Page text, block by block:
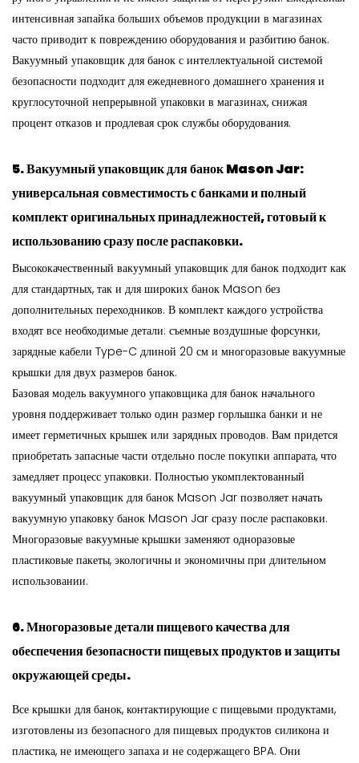
интенсивная запайка больших объемов продукции в магазинах
часто приводит к повреждению оборудования и разбитию банок.
Вакуумный упаковщик для банок с интеллектуальной системой
безопасности подходит для ежедневного домашнего хранения и
круглосуточной непрерывной упаковки в магазинах, снижая
процент отказов и продлевая срок службы оборудования.
5. Вакуумный упаковщик для банок Mason Jar:
универсальная совместимость с банками и полный
комплект оригинальных принадлежностей, готовый к
использованию сразу после распаковки.
Высококачественный вакуумный упаковщик для банок подходит как
для стандартных, так и для широких банок Mason без
дополнительных переходников. В комплект каждого устройства
входят все необходимые детали: съемные воздушные форсунки,
зарядные кабели Type-C длиной 20 см и многоразовые вакуумные
крышки для двух размеров банок.
Базовая модель вакуумного упаковщика для банок начального
уровня поддерживает только один размер горлышка банки и не
имеет герметичных крышек или зарядных проводов. Вам придется
приобретать запасные части отдельно после покупки аппарата, что
замедляет процесс упаковки. Полностью укомплектованный
вакуумный упаковщик для банок Mason Jar позволяет начать
вакуумную упаковку банок Mason Jar сразу после распаковки.
Многоразовые вакуумные крышки заменяют одноразовые
пластиковые пакеты, экологичны и экономичны при длительном
использовании.
6. Многоразовые детали пищевого качества для
обеспечения безопасности пищевых продуктов и защиты
окружающей среды.
Все крышки для банок, контактирующие с пищевыми продуктами,
изготовлены из безопасного для пищевых продуктов силикона и
пластика, не имеющего запаха и не содержащего BPA. Они